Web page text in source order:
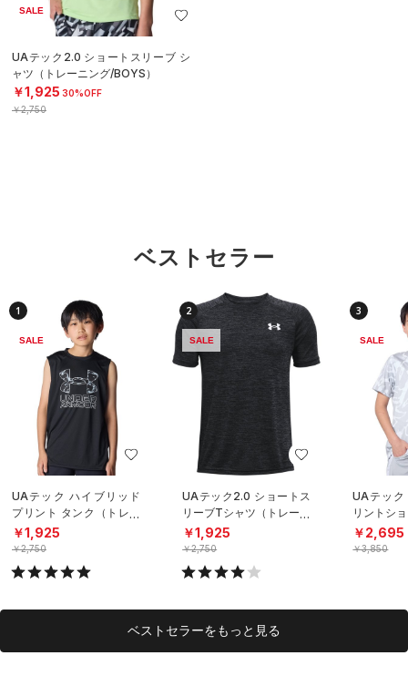
SALE
UAテック2.0 ショートスリーブ シ
ャツ（トレーニング/BOYS）
￥1,925 30%OFF
￥2,750
ベストセラー
1
SALE
UAテック ハイブリッド
プリント タンク（トレー
ニング/BOYS）
￥1,925
￥2,750
2
SALE
UAテック2.0 ショートス
リーブTシャツ（トレーニ
ング/KIDS）
￥1,925
￥2,750
3
SALE
UAテック
リントシ
シャツ（
OYS）
￥2,695
￥3,850
ベストセラーをもっと見る